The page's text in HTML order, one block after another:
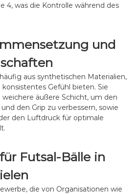
w
u
n
E
m
p
f
e
g
4, was die Kontrolle während des
und
aus synthetischen Materialien,
Gefühl bieten. Sie
äußere Schicht, um den
den Grip zu verbessern, sowie
den Luftdruck für optimale
Futsal-Bälle in
die von Organisationen wie